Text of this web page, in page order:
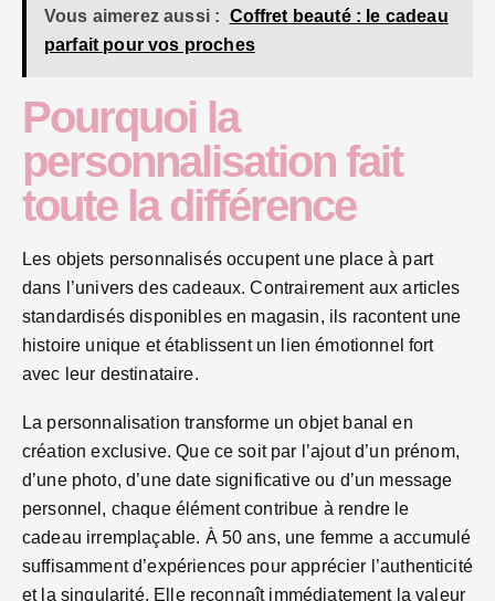
Vous aimerez aussi : Coffret beauté : le cadeau
parfait pour vos proches
Pourquoi la
personnalisation fait
toute la différence
Les objets personnalisés occupent une place à part
dans l’univers des cadeaux. Contrairement aux articles
standardisés disponibles en magasin, ils racontent une
histoire unique et établissent un lien émotionnel fort
avec leur destinataire.
La personnalisation transforme un objet banal en
création exclusive. Que ce soit par l’ajout d’un prénom,
d’une photo, d’une date significative ou d’un message
personnel, chaque élément contribue à rendre le
cadeau irremplaçable. À 50 ans, une femme a accumulé
suffisamment d’expériences pour apprécier l’authenticité
et la singularité. Elle reconnaît immédiatement la valeur